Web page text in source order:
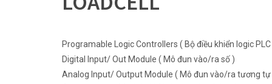
Programable Logic Controllers ( Bộ điều khiển logic
Digital Input/ Out Module ( Mô đun vào/ra số )
Analog Input/ Output Module ( Mô đun vào/ra tương tự